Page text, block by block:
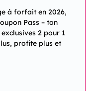
à forfait en 2026,
Pass – ton
2 pour 1
profite plus et